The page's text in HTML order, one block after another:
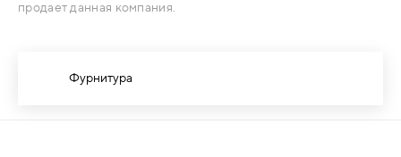
продает данная компания.
Фурнитура